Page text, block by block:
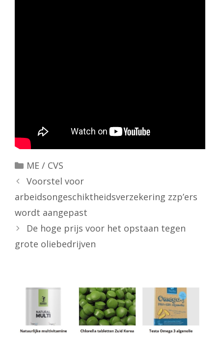
Categorieën
ME / CVS
Voorstel voor
arbeidsongeschiktheidsverzekering zzp’ers
wordt aangepast
De hoge prijs voor het opstaan tegen
grote oliebedrijven